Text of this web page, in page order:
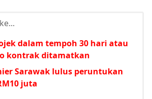
dalam tempoh 30 hari atau
kontrak ditamatkan
Sarawak lulus peruntukan
juta